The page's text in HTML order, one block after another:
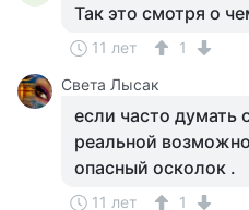
Так это смотря о
11 лет
1
Света Лысак
если часто думать
реальной
опасный осколок .
11 лет 1